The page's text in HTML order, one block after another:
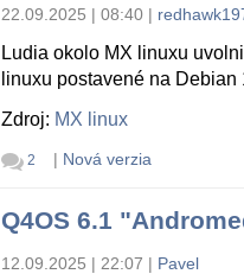
22.09.2025 | 08:40 |
Ludia okolo MX linuxu
linuxu postavené na Debian
Zdroj: MX linux
2 | Nová verzia
Q4OS 6.1
12.09.2025 | 22:07 | Pavel